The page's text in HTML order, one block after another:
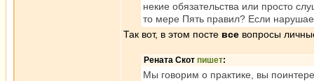
некие обязательства или просто
то мере Пять правил? Если
Так вот, в этом посте все вопросы
Рената Скот пишет:
Мы говорим о практике, вы